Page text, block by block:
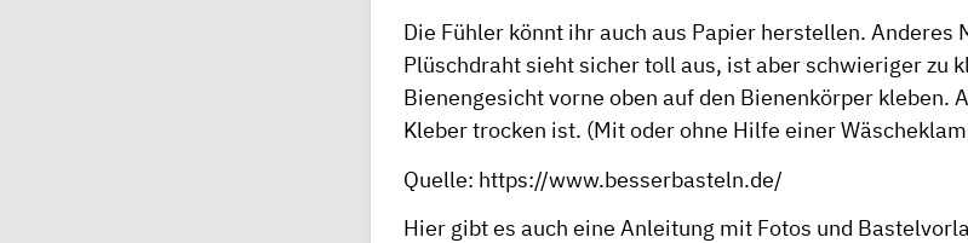
Die Fühler könnt ihr auch aus Papier herstellen. Anderes
Plüschdraht sieht sicher toll aus, ist aber schwieriger zu
Bienengesicht vorne oben auf den Bienenkörper kleben.
Kleber trocken ist. (Mit oder ohne Hilfe einer
Quelle: https://www.besserbasteln.de/
Hier gibt es auch eine Anleitung mit Fotos und